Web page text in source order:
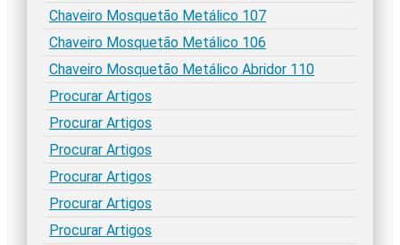
Chaveiro Mosquetão Metálico 107
Chaveiro Mosquetão Metálico 106
Chaveiro Mosquetão Metálico Abridor 110
Procurar Artigos
Procurar Artigos
Procurar Artigos
Procurar Artigos
Procurar Artigos
Procurar Artigos